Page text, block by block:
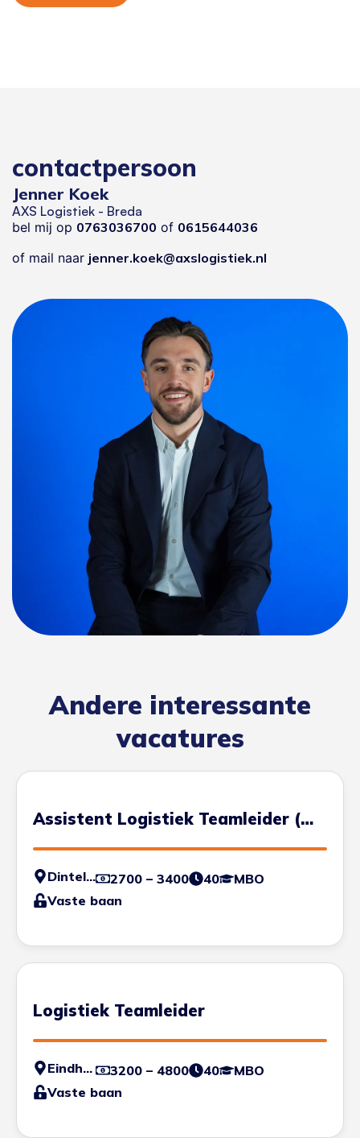
contactpersoon
Jenner Koek
AXS Logistiek - Breda
bel mij op 0763036700 of 0615644036
of mail naar jenner.koek@axslogistiek.nl
Andere interessante
vacatures
Assistent Logistiek Teamleider (3-
ploegen)
Dinteloord 2700 – 3400 40
MBO
Vaste baan
Logistiek Teamleider
Eindhoven 3200 – 4800 40
MBO
Vaste baan